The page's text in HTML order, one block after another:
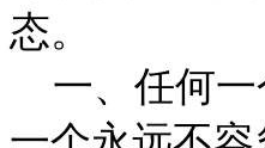
态。
一、任何一